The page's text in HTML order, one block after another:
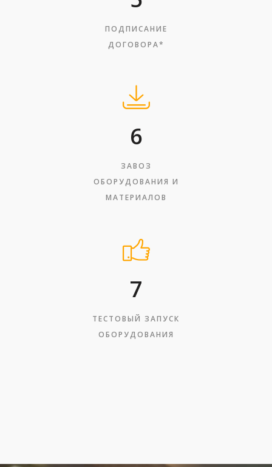
ПОДПИСАНИЕ
ДОГОВОРА*
6
ЗАВОЗ
ОБОРУДОВАНИЯ И
МАТЕРИАЛОВ
7
ТЕСТОВЫЙ ЗАПУСК
ОБОРУДОВАНИЯ